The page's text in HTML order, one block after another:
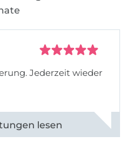
Jederzeit wieder
ansehen